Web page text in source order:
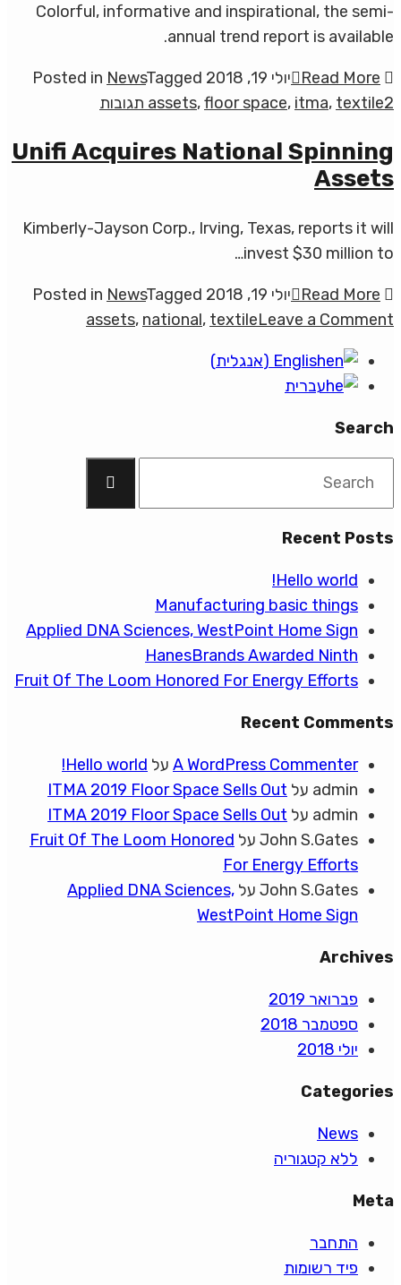
Loom
Energy
Efforts
Colorful, informative and inspirational, the semi-
annual trend report is available.
Read More יולי 19, 2018 Posted in NewsTagged
assets,floor space, itma, textile2 תגובות
2019
Sells
Unifi Acquires National Spinning
Assets
Kimberly-Jayson Corp., Irving, Texas, reports it will
invest $30 million to…
Read More יולי 19, 2018 Posted in NewsTagged
assets, national, textileLeave a Comment
English
(אנגלית)
עברית
Search
for:
Recent Posts
Hello world!
Manufacturing basic things
Applied DNA Sciences, WestPoint Home Sign
HanesBrands Awarded Ninth
Fruit Of The Loom Honored For Energy Efforts
Recent Comments
A WordPress Commenter על Hello world!
admin על ITMA 2019 Floor Space Sells Out
admin על ITMA 2019 Floor Space Sells Out
John S.Gates על Fruit Of The Loom Honored
For Energy Efforts
John S.Gates על Applied DNA Sciences,
WestPoint Home Sign
Archives
פברואר 2019
ספטמבר 2018
יולי 2018
Categories
News
ללא קטגוריה
Meta
התחבר
פיד רשומות